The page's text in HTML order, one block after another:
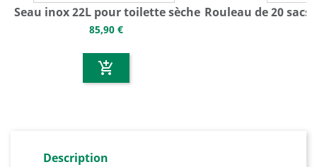
Seau inox 22L pour toilette sèche
85,90 €
add_shopping_cart
Rouleau de 20
Description